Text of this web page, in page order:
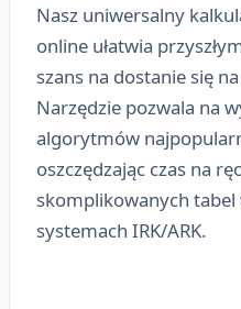
Nasz uniwersalny
online ułatwia
szans na dostanie się
Narzędzie pozwala na
algorytmów
oszczędzając czas na
skomplikowanych tabel
systemach IRK/ARK.